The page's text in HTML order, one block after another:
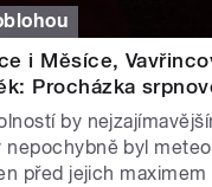
i Měsíce,
Procházka
by
nepochybně byl
před jejich